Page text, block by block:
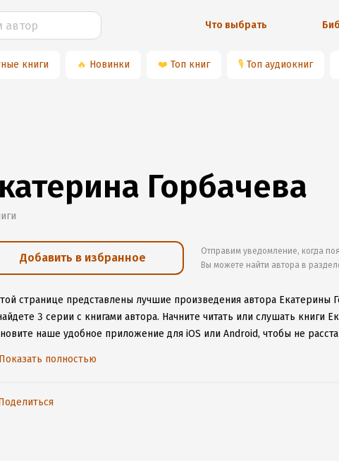
Что выбрать
книги 🔥 Новинки ❤️ Топ книг 🎙 Топ аудиокниг
Горбачева
Добавить в избранное
Отправим уведомление, когда
Вы можете найти автора в
странице представлены лучшие произведения автора Екатерины
3 серии с книгами автора. Начните читать или слушать книги
наше удобное приложение для iOS или Android, чтобы не
Показать полностью